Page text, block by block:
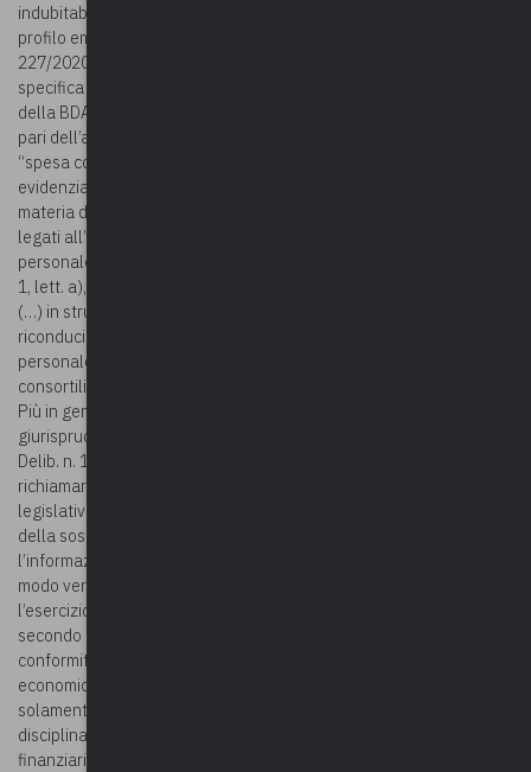
indubitabile che si tratti di spese ascrivibili al personale sotto il
profilo eminentemente sostanziale (cfr. Corte cost. sent. n.
227/2020), al di là della classificazione economica volta alla
specifica e particolare appostazione contabile, anche per finalità
della BDAP. Infatti, l’art. 1, comma 1, lett. a), Decreto 17/3/2020, al
pari dell’art. 33, comma 2, D.L. 34/19 s.m.i., parla preliminarmente di
“spesa complessiva per tutto il personale dipendente”,
evidenziandosi sia la trasversalità degli esborsi finanziari in
materia di risorse umane, sia la conseguente inclusione di soggetti
legati all’ente dal rapporto di servizio: in entrambi i casi rientra il
personale comandato. Per altro verso, il successivo art. 2, comma
1, lett. a), parla della totalità dei “soggetti a vario titolo utilizzati
(…) in strutture e organismi (…) comunque facenti capo all’ente”,
riconducibile anche a strutture consortili, qui rilevanti ai fini del
personale comandato o, in ogni caso, assegnato a strutture
consortili.
Più in generale, per qualificare la spesa di personale, la
giurisprudenza contabile (Corte dei conti, sez. controllo Lombardia,
Delib. n. 125/2020/PAR, cit.) ha stabilito che: “giova comunque
richiamare i principi generali del bilancio di cui al decreto
legislativo 118 del 2011”, quanto “il principio n.18 (prevalenza
della sostanza sulla forma) che si riporta integralmente: “Se
l’informazione contabile deve rappresentare fedelmente ed in
modo veritiero le operazioni ed i fatti che sono accaduti durante
l’esercizio, è necessario che essi siano rilevati contabilmente
secondo la loro natura finanziaria, economica e patrimoniale in
conformità alla loro sostanza effettiva e quindi alla realtà
economica che li ha generati e ai contenuti della stessa, e non
solamente secondo le regole e le norme vigenti che ne
disciplinano la contabilizzazione formale. La sostanza economica,
finanziaria e patrimoniale delle operazioni pubbliche della